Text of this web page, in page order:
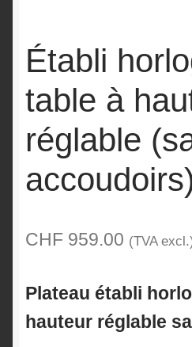
Établi
table à
réglable
CHF 959.00 (TVA
Plateau établi
hauteur réglable